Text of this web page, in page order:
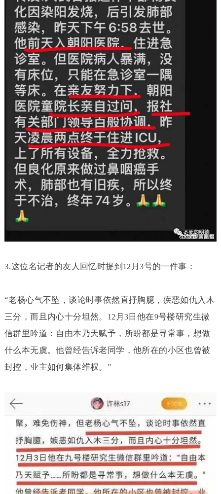
3.这位名记者的友人回忆时提到 12 月3号的一件事：
“老杨心气不坠，谈论时事依然直抒胸臆，疾恶如仇入木
三分，而且内心十分坦然。
12 月 3 日他在9号楼研究生微
信群里吟道：自由本乃天赋予，所盼都是寻常事，想做
什么本无虞。他曾经告诉老同学，他所在的小区也曾被
封控，业主如何集体维权。”